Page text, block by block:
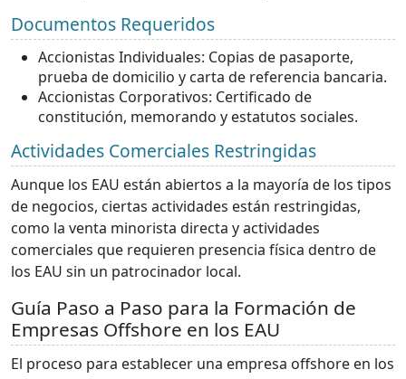
Documentos Requeridos
Accionistas Individuales: Copias de pasaporte,
prueba de domicilio y carta de referencia bancaria.
Accionistas Corporativos: Certificado de
constitución, memorando y estatutos sociales.
Actividades Comerciales Restringidas
Aunque los EAU están abiertos a la mayoría de los tipos
de negocios, ciertas actividades están restringidas,
como la venta minorista directa y actividades
comerciales que requieren presencia física dentro de
los EAU sin un patrocinador local.
Guía Paso a Paso para la Formación de
Empresas Offshore en los EAU
El proceso para establecer una empresa offshore en los